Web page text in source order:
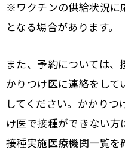
※ワクチンの供給状況に
となる場合があります。
また、予約については
かりつけ医に連絡をし
してください。かかり
け医で接種ができない
接種実施医療機関一覧を